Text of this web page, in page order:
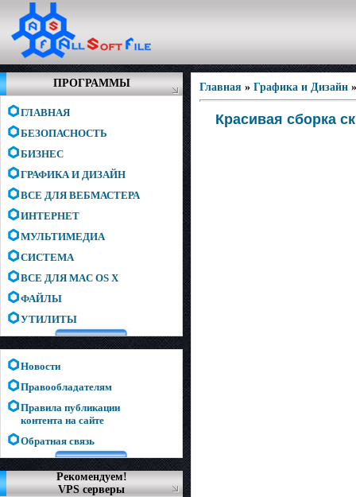
ПРОГРАММЫ
ГЛАВНАЯ
БЕЗОПАСНОСТЬ
БИЗНЕС
ГРАФИКА И ДИЗАЙН
ВСЕ ДЛЯ ВЕБМАСТЕРА
ИНТЕРНЕТ
МУЛЬТИМЕДИА
СИСТЕМА
ВСЕ ДЛЯ MAC OS X
ФАЙЛЫ
УТИЛИТЫ
Новости
Правообладателям
Правила публикации
контента на сайте
Обратная связь
Рекомендуем!
VPS серверы
Главная » Графика и Дизайн
Красивая сборка